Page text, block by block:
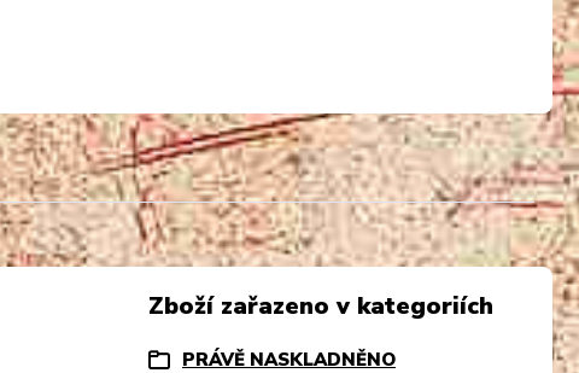
Zboží zařazeno v kategoriích
PRÁVĚ NASKLADNĚNO